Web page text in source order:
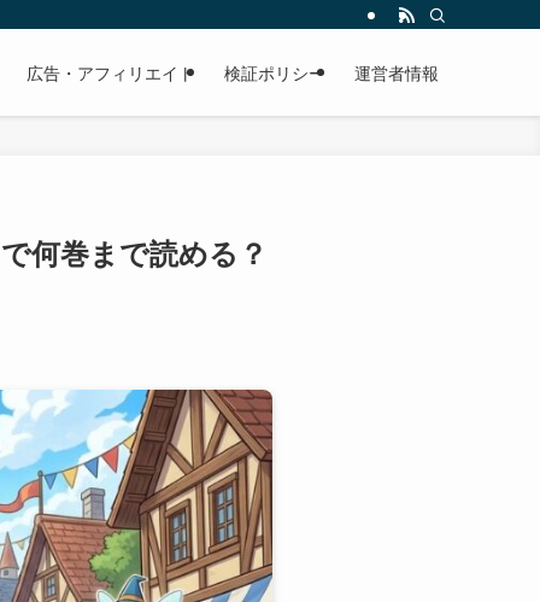
広告・アフィリエイト 検証ポリシー 運営者情報
何巻まで読める？